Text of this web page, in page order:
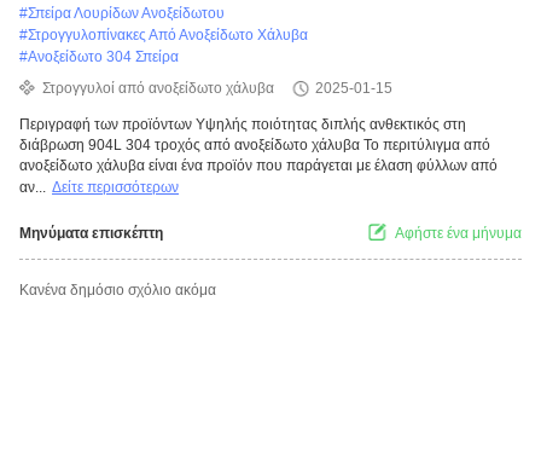
#Σπείρα Λουρίδων Ανοξείδωτου
#Στρογγυλοπίνακες Από Ανοξείδωτο Χάλυβα
#Ανοξείδωτο 304 Σπείρα
Στρογγυλοί από ανοξείδωτο χάλυβα
2025-01-15
Περιγραφή των προϊόντων Υψηλής ποιότητας διπλής ανθεκτικός στη
διάβρωση 904L 304 τροχός από ανοξείδωτο χάλυβα Το περιτύλιγμα από
ανοξείδωτο χάλυβα είναι ένα προϊόν που παράγεται με έλαση φύλλων από
αν... Δείτε περισσότερων
Μηνύματα επισκέπτη Αφήστε ένα μήνυμα
Κανένα δημόσιο σχόλιο ακόμα